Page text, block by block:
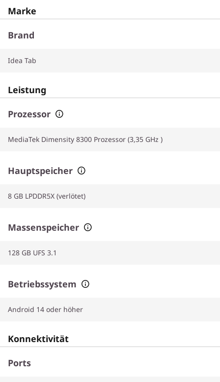
Marke
Brand
Idea Tab
Leistung
Prozessor
MediaTek Dimensity 8300 Prozessor (3,35 GHz )
Hauptspeicher
8 GB LPDDR5X (verlötet)
Massenspeicher
128 GB UFS 3.1
Betriebssystem
Android 14 oder höher
Konnektivität
Ports